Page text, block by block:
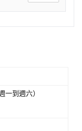
一到週六）